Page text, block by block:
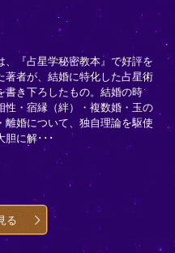
、『占星学秘密教本』で好評を
著者が、結婚に特化した占星術
書き下ろしたもの。結婚の時
性・宿縁（絆）・複数婚・玉の
離婚について、独自理論を駆使
胆に解･･･
る